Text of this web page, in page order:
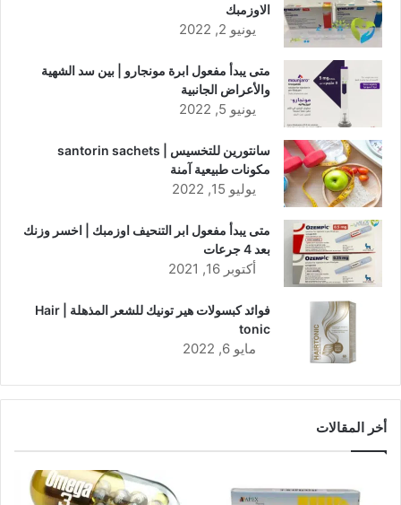
الاوزمبك
يونيو 2, 2022
متى يبدأ مفعول ابرة مونجارو | بين سد الشهية
والأعراض الجانبية
يونيو 5, 2022
سانتورين للتخسيس | santorin sachets
مكونات طبيعية آمنة
يوليو 15, 2022
متى يبدأ مفعول ابر التنحيف اوزمبك | اخسر وزنك
بعد 4 جرعات
أكتوبر 16, 2021
فوائد كبسولات هير تونيك للشعر المذهلة | Hair
tonic
مايو 6, 2022
أخر المقالات